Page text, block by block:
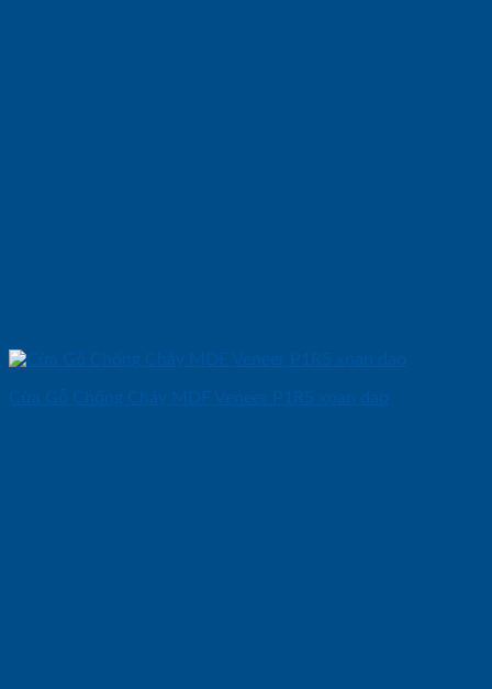
Cửa Gỗ Chống Cháy MDF Veneer P1R5 xoan dao